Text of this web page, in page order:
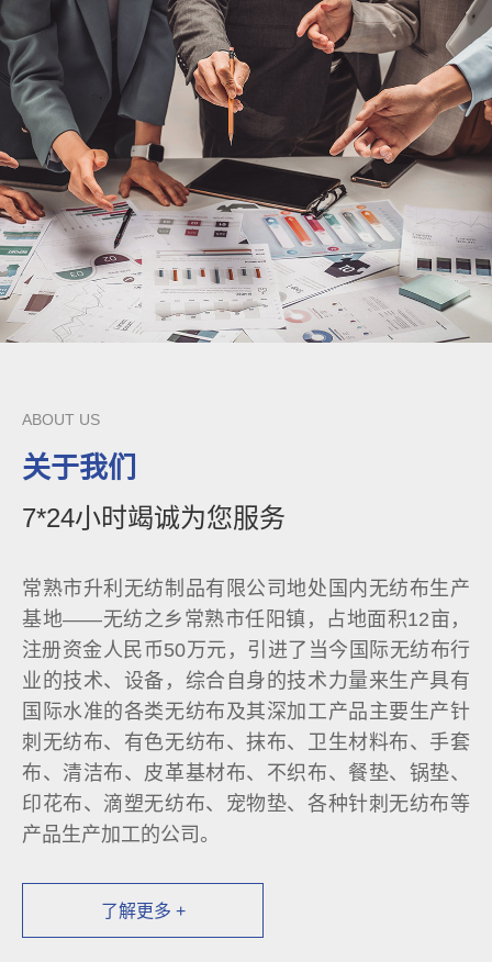
ABOUT US
关于我们
7*24小时竭诚为您服务
常熟市升利无纺制品有限公司地处国内无纺布生产
基地——无纺之乡常熟市任阳镇，占地面积12亩，
注册资金人民币50万元，引进了当今国际无纺布行
业的技术、设备，综合自身的技术力量来生产具有
国际水准的各类无纺布及其深加工产品主要生产针
刺无纺布、有色无纺布、抹布、卫生材料布、手套
布、清洁布、皮革基材布、不织布、餐垫、锅垫、
印花布、滴塑无纺布、宠物垫、各种针刺无纺布等
产品生产加工的公司。
了解更多 +